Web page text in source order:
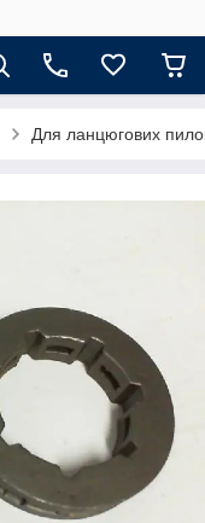
Для ланцюгових